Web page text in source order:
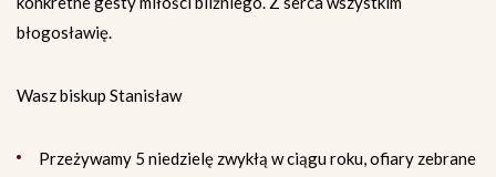
błogosławię.
Wasz biskup Stanisław
Przeżywamy 5 niedzielę zwykłą w ciągu roku, ofiary zebrane